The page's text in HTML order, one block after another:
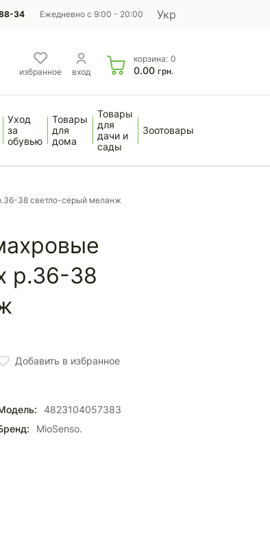
34 Ежедневно с 9:00 - 20:00 Укр
избранное вход
корзина: 0
0.00 грн.
Уход
за
обувью
Товары
для
дома
Товары
для
дачи и
сады
Зоотовары
38 светло-серый меланж
р.36-38
Добавить в избранное
4823104057383
MioSenso.